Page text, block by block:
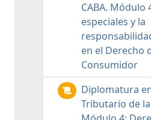
CABA. Módulo
especiales y la
en el Derecho
Consumidor
Diplomatura
Tributario de la